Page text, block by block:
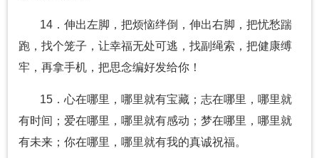
14．伸出左脚，把烦恼绊倒，伸出右脚，把忧愁踹
跑，找个笼子，让幸福无处可逃，找副绳索，把健康缚
牢，再拿手机，把思念编好发给你！
15．心在哪里，哪里就有宝藏；志在哪里，哪里就
有时间；爱在哪里，哪里就有感动；梦在哪里，哪里就
有未来；你在哪里，哪里就有我的真诚祝福。